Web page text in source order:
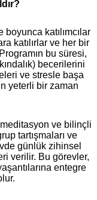
katılımcılar
katılırlar ve her bir
bu süresi,
becerilerini
ve stresle başa
yeterli bir zaman
meditasyon ve bilinçli
tartışmaları ve
günlük zihinsel
verilir. Bu görevler,
entegre